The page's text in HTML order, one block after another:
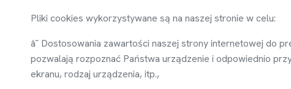
Pliki cookies wykorzystywane są na naszej stronie w celu:
â˘ Dostosowania zawartości naszej strony internetowej do
pozwalają rozpoznać Państwa urządzenie i odpowiednio
ekranu, rodzaj urządzenia, itp.,